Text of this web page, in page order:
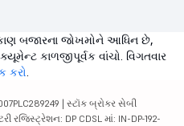
બજારના જોખમોને આધિન છે,
કાળજીપૂર્વક વાંચો. વિગતવાર
કરો.
| સ્ટૉક બ્રોકર સેબી
રજિસ્ટ્રેશન: DP CDSL માં: IN-DP-192-